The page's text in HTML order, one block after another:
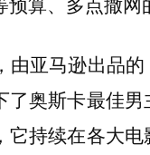
由亚马逊出品
了奥斯卡最佳
它持续在各大电